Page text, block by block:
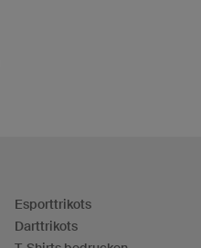
Esporttrikots
Darttrikots